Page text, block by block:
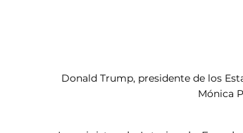
Donald Trump, presidente de los
Mónica